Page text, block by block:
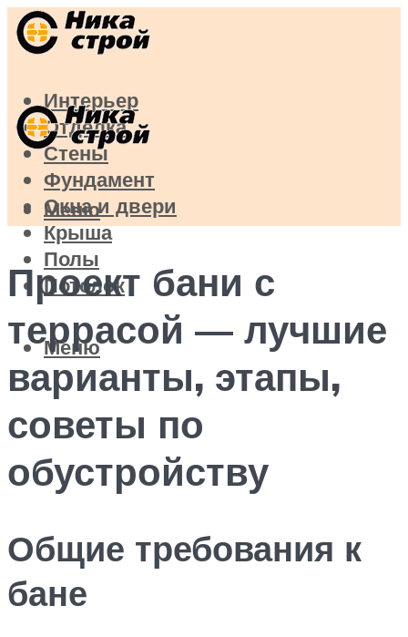
Интерьер
Отделка
Стены
Фундамент
Окна и двери
Крыша
Полы
Потолок
Меню
Меню
Проект бани с
террасой — лучшие
варианты, этапы,
советы по
обустройству
Общие требования к
бане